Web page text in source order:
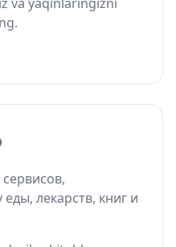
лекарств, книг и